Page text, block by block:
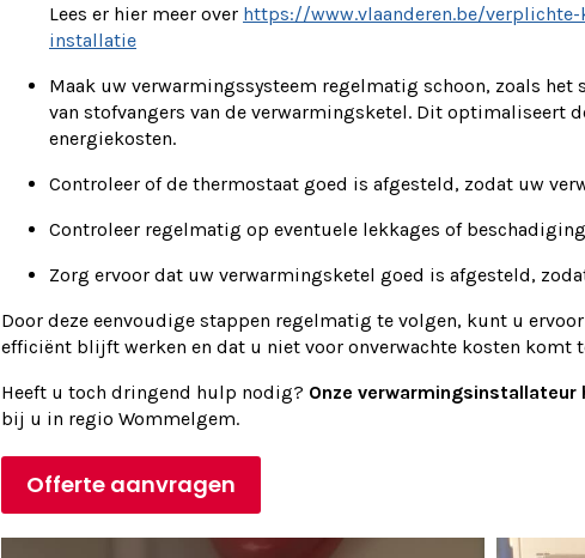
Lees er hier meer over https://www.vlaanderen.be/
installatie
Maak uw verwarmingssysteem regelmatig schoon, zoals
van stofvangers van de verwarmingsketel. Dit optimaliseert
energiekosten.
Controleer of de thermostaat goed is afgesteld, zodat uw
Controleer regelmatig op eventuele lekkages of
Zorg ervoor dat uw verwarmingsketel goed is afgesteld,
Door deze eenvoudige stappen regelmatig te volgen, kunt u
efficiënt blijft werken en dat u niet voor onverwachte kosten komt
Heeft u toch dringend hulp nodig? Onze verwarmingsinstallateur
bij u in regio Wommelgem.
Offerte aanvragen